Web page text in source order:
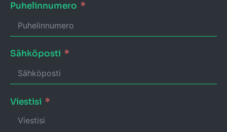
Puhelinnumero
Sähköposti
Viestisi